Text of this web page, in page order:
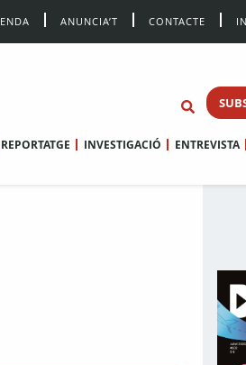
ANUNCIA’T CONTACTE
REPORTATGE INVESTIGACIÓ ENTREVISTA